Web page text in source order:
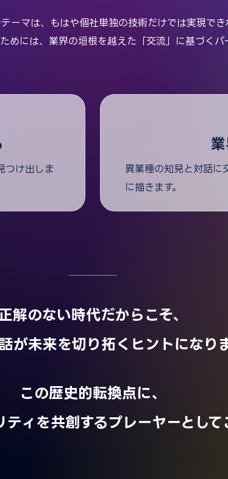
ーマは、もはや個社単独の技術だけでは実現でき
めには、業界の垣根を越えた「交流」に基づくパ
つけ出しま
異業種の知見と対話に
に描きます。
解のない時代だからこそ、
が未来を切り拓くヒントになりま
この歴史的転換点に、
ィを共創するプレーヤーとして